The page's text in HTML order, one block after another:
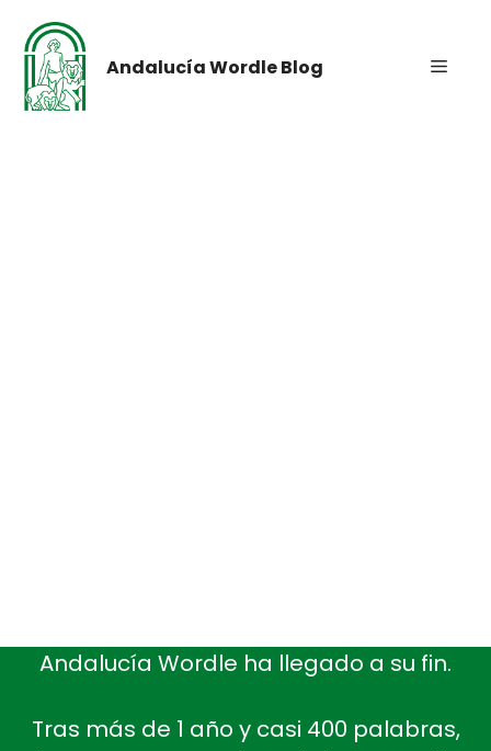
contenido
Andalucía Wordle Blog Menú
Andalucía Wordle ha llegado a su fin.
Tras más de 1 año y casi 400 palabras,